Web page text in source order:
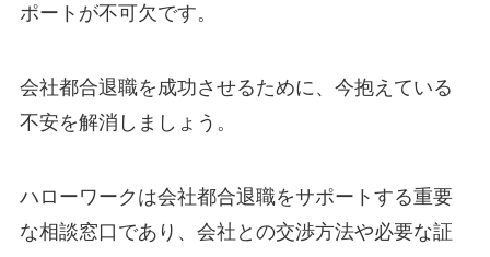
ポートが不可欠です。
会社都合退職を成功させるために、今抱えている
不安を解消しましょう。
ハローワークは会社都合退職をサポートする重要
な相談窓口であり、会社との交渉方法や必要な証